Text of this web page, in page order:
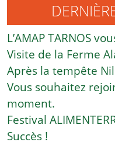
L’AMAP TARNOS
Visite de la Ferme
Après la tempête
Vous souhaitez
moment.
Festival
Succès !